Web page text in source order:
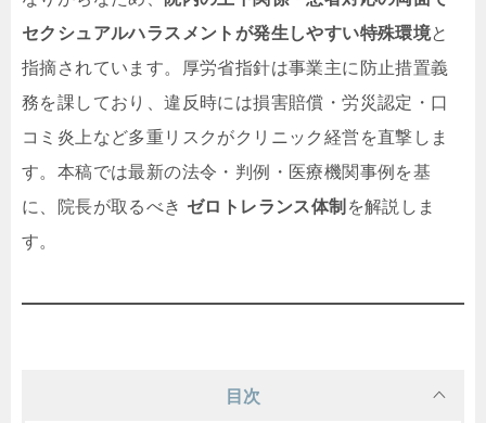
セクシュアルハラスメントが発生しやすい特殊環境と
指摘されています。厚労省指針は事業主に防止措置義
務を課しており、違反時には損害賠償・労災認定・口
コミ炎上など多重リスクがクリニック経営を直撃しま
す。本稿では最新の法令・判例・医療機関事例を基
に、院長が取るべき ゼロトレランス体制 を解説しま
す。
目次